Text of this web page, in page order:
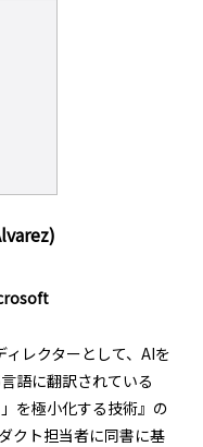
レクターとして、AIを
語に翻訳されている
を極小化する技術』の
クト担当者に同書に基